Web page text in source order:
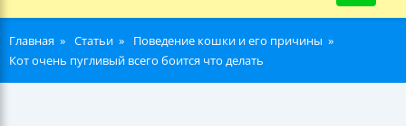
Главная Статьи
Поведение кошки и его причины
Кот очень пугливый всего боится что делать